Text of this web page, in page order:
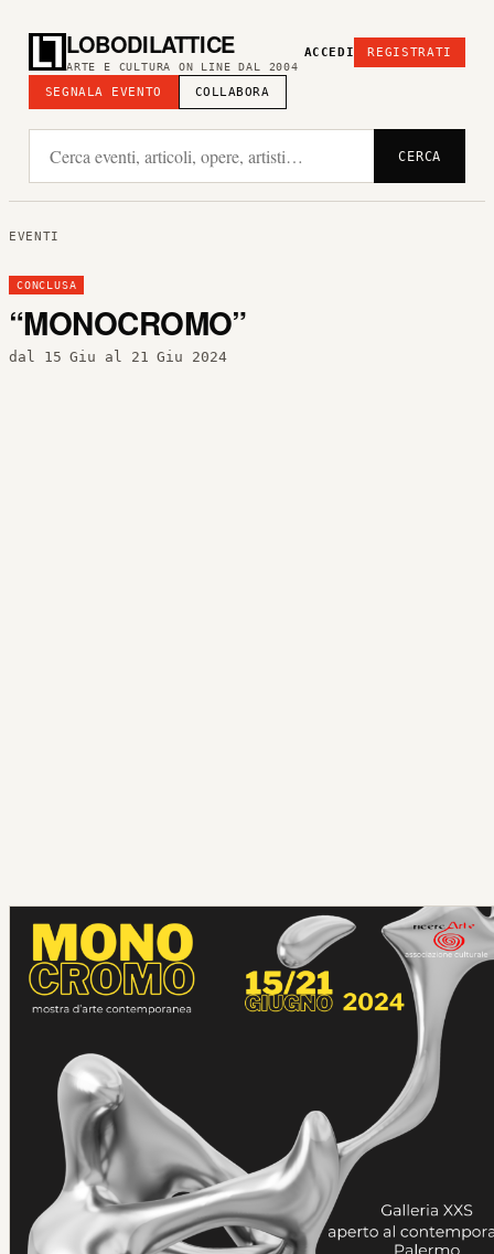
LOBODILATTICE
ARTE E CULTURA ON LINE DAL 2004
SEGNALA EVENTO COLLABORA
ACCEDI REGISTRATI
CERCA
EVENTI
CONCLUSA
“MONOCROMO”
dal 15 Giu al 21 Giu 2024